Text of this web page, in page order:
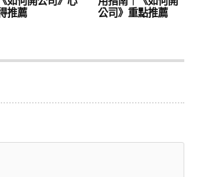
推薦
公司》重點推薦